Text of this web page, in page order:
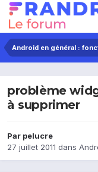
Android en général :
problème
à supprimer
Par pelucre
27 juillet 2011 dans